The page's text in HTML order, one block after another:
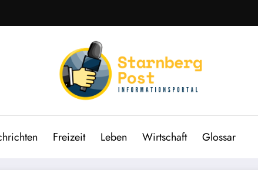
Freizeit Leben Wirtschaft Glossar